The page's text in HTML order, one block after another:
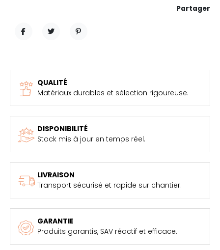
Partager
QUALITÉ
Matériaux durables et sélection rigoureuse.
DISPONIBILITÉ
Stock mis à jour en temps réel.
LIVRAISON
Transport sécurisé et rapide sur chantier.
GARANTIE
Produits garantis, SAV réactif et efficace.